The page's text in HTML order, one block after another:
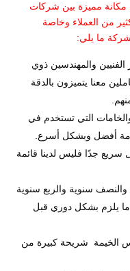
مكانة مميزة بين شركات
من العملاء وخاصة
ما يلي:
والمهندسين ذوي
معنا يتميزون بالدقة
التي تستخدم في
أفضل وبشكل أسرع.
جدًا فليس لدينا قائمة
والنصف سنوية والربع سنوية
ما يلزم بشكل دوري قبل
الخيمة شريحة كبيرة من